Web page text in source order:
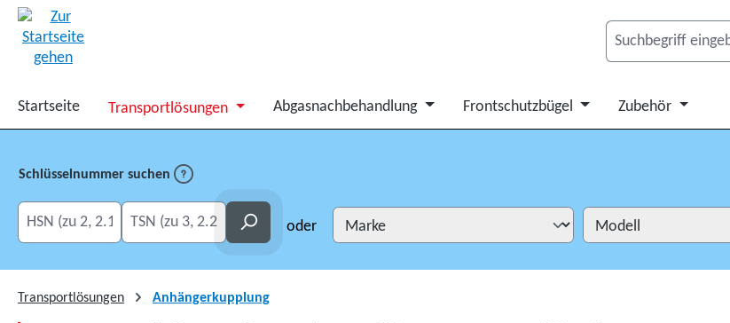
Startseite Transportlösungen Abgasnachbehandlung Frontschutzbügel Zubehör
Schlüsselnummer suchen
HSN eingeben
TSN eingeben Suchen oder
Transportlösungen Anhängerkupplung